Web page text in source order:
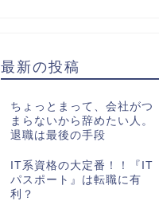
最新の投稿
ちょっとまって、会社がつ
まらないから辞めたい人。
退職は最後の手段
IT系資格の大定番！！『IT
パスポート』は転職に有
利？